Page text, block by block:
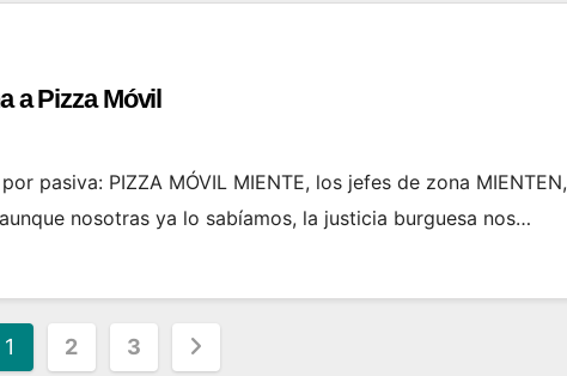
a Pizza Móvil
pasiva: PIZZA MÓVIL MIENTE, los jefes de zona MIENTEN,
nosotras ya lo sabíamos, la justicia burguesa nos…
1 2 3